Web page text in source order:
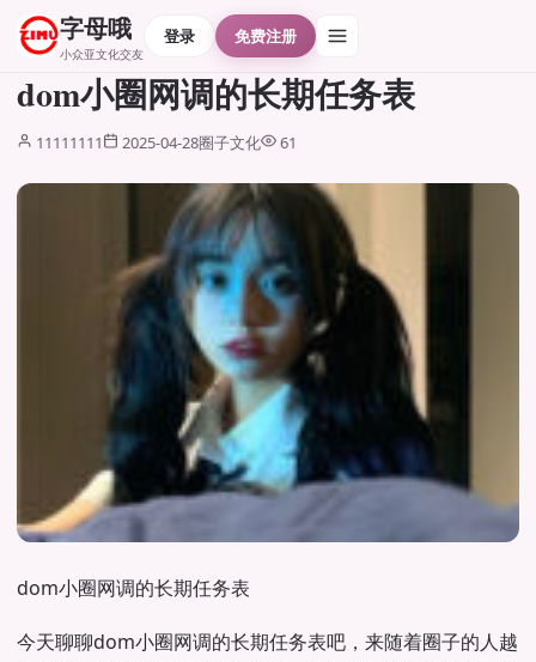
字母哦
小众亚文化交友
登录 免费注册
dom小圈网调的长期任务表
11111111 2025-04-28圈子文化 61
dom小圈网调的长期任务表
今天聊聊dom小圈网调的长期任务表吧，来随着圈子的人越